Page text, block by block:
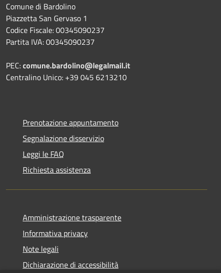
Comune di Bardolino
Piazzetta San Gervaso 1
Codice Fiscale: 00345090237
Partita IVA: 00345090237
PEC:comune.bardolino@legalmail.it
Centralino Unico: +39 045 6213210
Prenotazione appuntamento
Segnalazione disservizio
Leggi le FAQ
Richiesta assistenza
Amministrazione trasparente
Informativa privacy
Note legali
Dichiarazione di accessibilità